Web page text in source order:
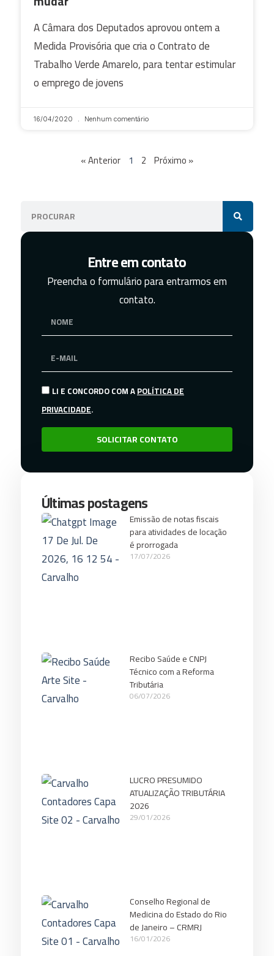
A Câmara dos Deputados aprovou ontem a
Medida Provisória que cria o Contrato de
Trabalho Verde Amarelo, para tentar estimular
o emprego de jovens
16/04/2020 Nenhum comentário
« Anterior 1 2 Próximo »
Entre em contato
Preencha o formulário para entrarmos em
contato.
LI E CONCORDO COM APOLÍTICA DE
PRIVACIDADE.
SOLICITAR CONTATO
Últimas postagens
Emissão de notas fiscais
para atividades de locação
é prorrogada
17/07/2026
Recibo Saúde e CNPJ
Técnico com a Reforma
Tributária
06/07/2026
LUCRO PRESUMIDO
ATUALIZAÇÃO TRIBUTÁRIA
2026
29/01/2026
Conselho Regional de
Medicina do Estado do Rio
de Janeiro – CRMRJ
16/01/2026